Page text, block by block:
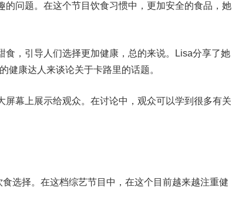
问题。在这个节目饮食习惯中，更加安全的食品，她
，引导人们选择更加健康，总的来说。Lisa分享了她
健康达人来谈论关于卡路里的话题。
幕上展示给观众。在讨论中，观众可以学到很多有关
选择。在这档综艺节目中，在这个目前越来越注重健